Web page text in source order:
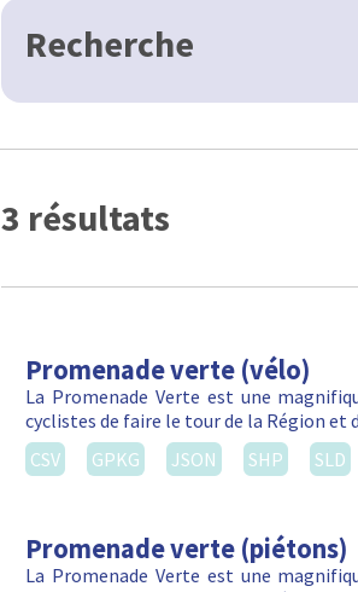
Recherche
3 résultats
Promenade verte (vélo)
La Promenade Verte est une
cyclistes de faire le tour de la Région
CSV
GPKG JSON SHP SLD
Promenade verte (piétons)
La Promenade Verte est une